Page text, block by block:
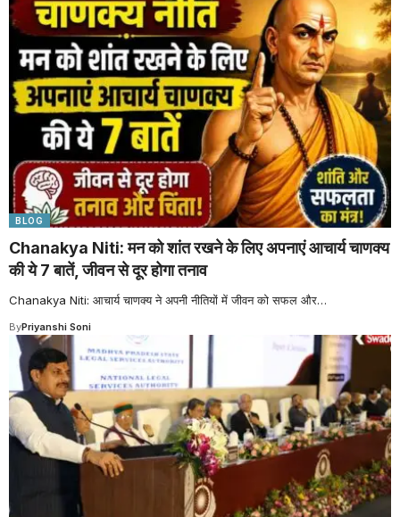
BLOG
Chanakya Niti: मन को शांत रखने के लिए अपनाएं आचार्य चाणक्य
की ये 7 बातें, जीवन से दूर होगा तनाव
Chanakya Niti: आचार्य चाणक्य ने अपनी नीतियों में जीवन को सफल और…
ByPriyanshi Soni